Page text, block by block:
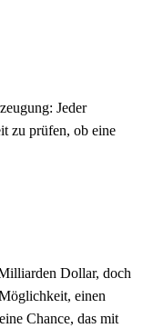
Jeder
zu prüfen, ob eine
Dollar, doch
einen
Chance, das mit